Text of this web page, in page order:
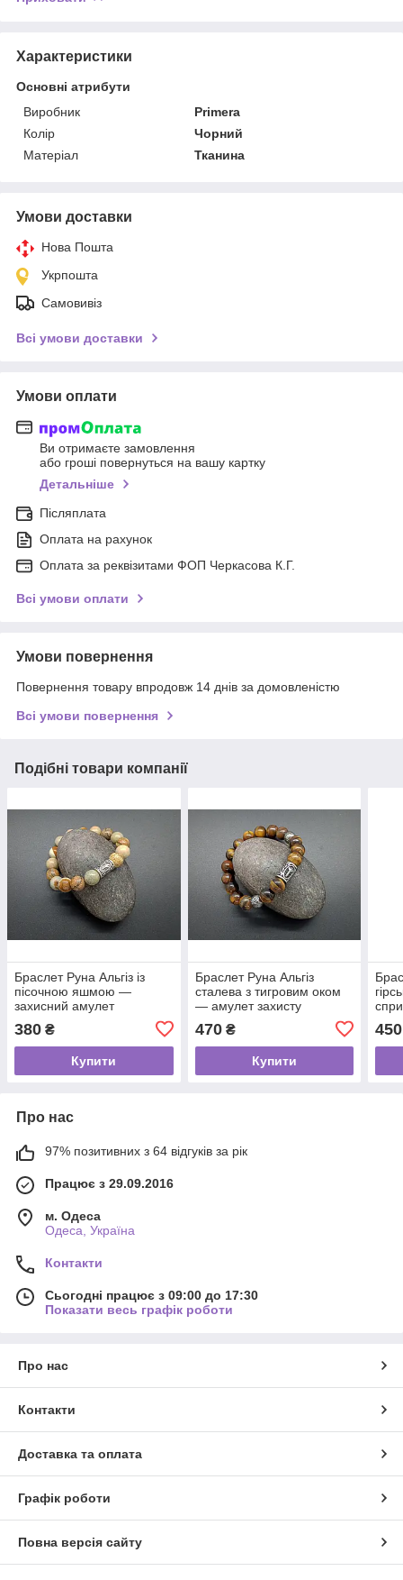
Характеристики
Основні атрибути
Виробник
Primera
Колір
Чорний
Матеріал
Тканина
Умови доставки
Нова Пошта
Укрпошта
Самовивіз
Всі умови доставки
Умови оплати
Ви отримаєте замовлення
або гроші повернуться на вашу картку
Детальніше
Післяплата
Оплата на рахунок
Оплата за реквізитами ФОП Черкасова К.Г.
Всі умови оплати
Умови повернення
Повернення товару впродовж 14 днів за домовленістю
Всі умови повернення
Подібні товари компанії
Браслет Руна Альгіз із
пісочною яшмою —
захисний амулет
380 ₴
Купити
Браслет Руна Альгіз
сталева з тигровим оком
— амулет захисту
470₴
Купити
450
Про нас
97% позитивних з 64 відгуків за рік
Працює з 29.09.2016
м. Одеса
Одеса, Україна
Контакти
Сьогодні працює з 09:00 до 17:30
Показати весь графік роботи
Про нас
Контакти
Доставка та оплата
Графік роботи
Повна версія сайту